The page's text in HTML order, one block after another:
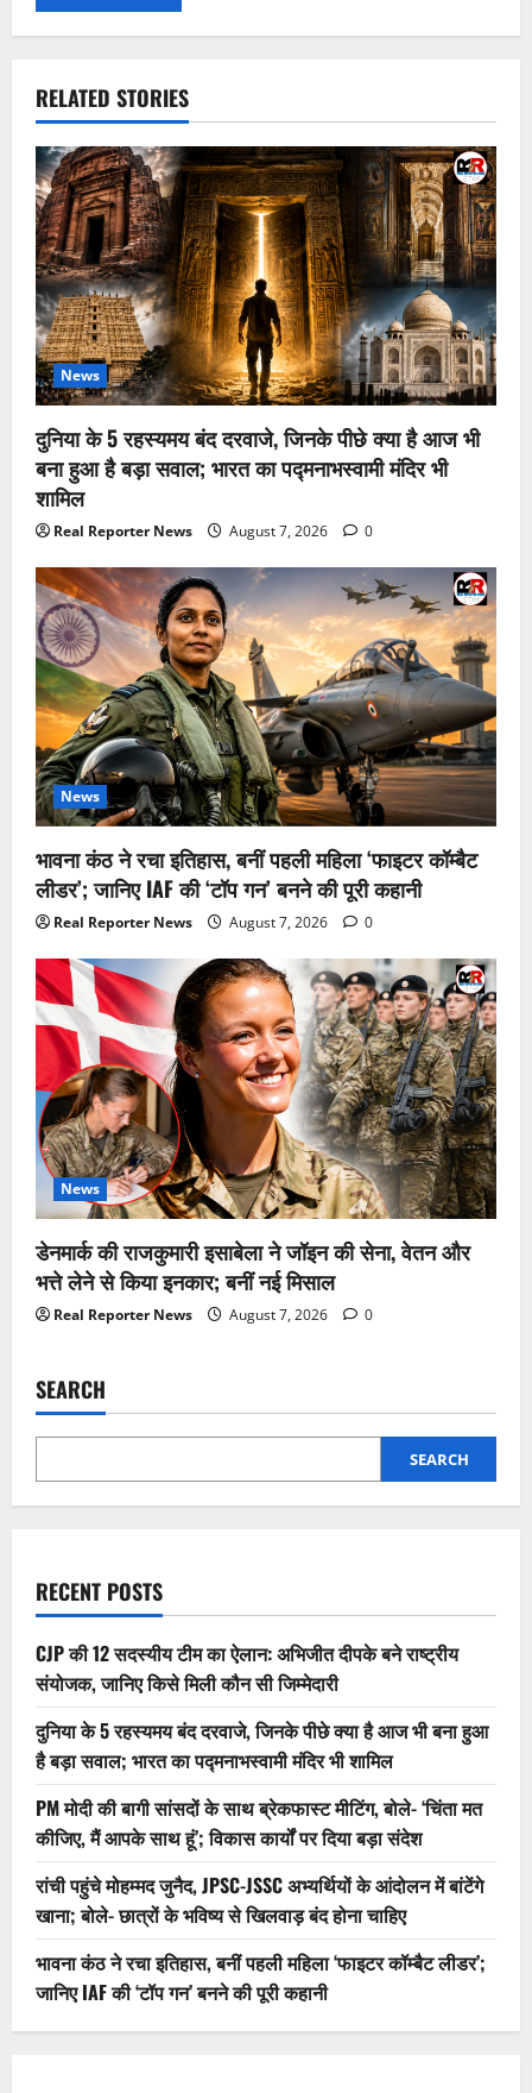
RELATED STORIES
News
दुनिया के 5 रहस्यमय बंद दरवाजे, जिनके पीछे क्या है आज भी
बना हुआ है बड़ा सवाल; भारत का पद्मनाभस्वामी मंदिर भी
शामिल
Real Reporter News August 7, 2026 0
News
भावना कंठ ने रचा इतिहास, बनीं पहली महिला ‘फाइटर कॉम्बैट
लीडर’; जानिए IAF की ‘टॉप गन’ बनने की पूरी कहानी
Real Reporter News August 7, 2026 0
News
डेनमार्क की राजकुमारी इसाबेला ने जॉइन की सेना, वेतन और
भत्ते लेने से किया इनकार; बनीं नई मिसाल
Real Reporter News August 7, 2026 0
SEARCH
SEARCH
RECENT POSTS
CJP की 12 सदस्यीय टीम का ऐलान: अभिजीत दीपके बने राष्ट्रीय
संयोजक, जानिए किसे मिली कौन सी जिम्मेदारी
दुनिया के 5 रहस्यमय बंद दरवाजे, जिनके पीछे क्या है आज भी बना हुआ
है बड़ा सवाल; भारत का पद्मनाभस्वामी मंदिर भी शामिल
PM मोदी की बागी सांसदों के साथ ब्रेकफास्ट मीटिंग, बोले- ‘चिंता मत
कीजिए, मैं आपके साथ हूं’; विकास कार्यों पर दिया बड़ा संदेश
रांची पहुंचे मोहम्मद जुनैद, JPSC-JSSC अभ्यर्थियों के आंदोलन में बांटेंगे
खाना; बोले- छात्रों के भविष्य से खिलवाड़ बंद होना चाहिए
भावना कंठ ने रचा इतिहास, बनीं पहली महिला ‘फाइटर कॉम्बैट लीडर’;
जानिए IAF की ‘टॉप गन’ बनने की पूरी कहानी